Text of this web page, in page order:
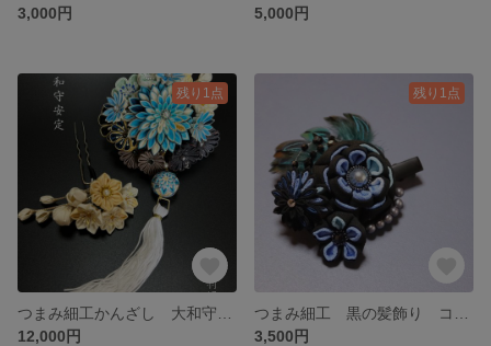
3,000円
5,000円
残り1点
12,000円
残り1点
3,500円